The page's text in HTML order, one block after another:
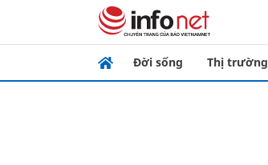
Đời sống Thị trường